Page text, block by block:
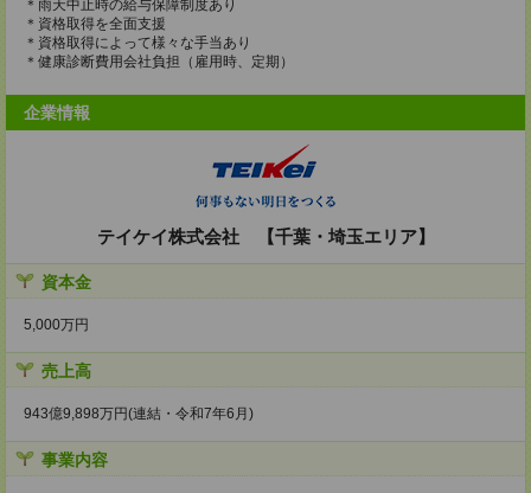
＊雨天中止時の給与保障制度あり
＊資格取得を全面支援
＊資格取得によって様々な手当あり
＊健康診断費用会社負担（雇用時、定期）
企業情報
テイケイ株式会社 【千葉・埼玉エリア】
資本金
5,000万円
売上高
943億9,898万円(連結・令和7年6月)
事業内容